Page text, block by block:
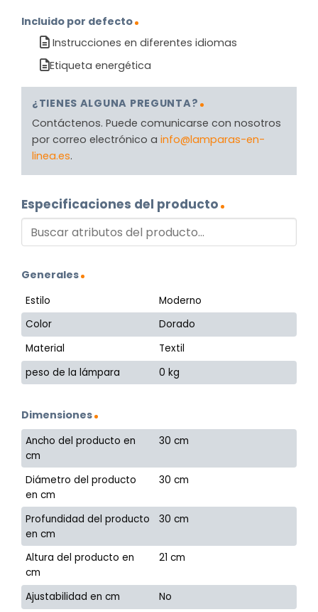
Incluido por defecto
Instrucciones en diferentes idiomas
Etiqueta energética
¿TIENES ALGUNA PREGUNTA?
Contáctenos. Puede comunicarse con nosotros
por correo electrónico a info@lamparas-en-
linea.es.
Especificaciones del producto
Generales
Estilo
Moderno
Color
Dorado
Material
Textil
peso de la lámpara
0 kg
Dimensiones
Ancho del producto en
cm
30 cm
Diámetro del producto
en cm
30 cm
Profundidad del producto
en cm
30 cm
Altura del producto en
cm
21 cm
Ajustabilidad en cm
No